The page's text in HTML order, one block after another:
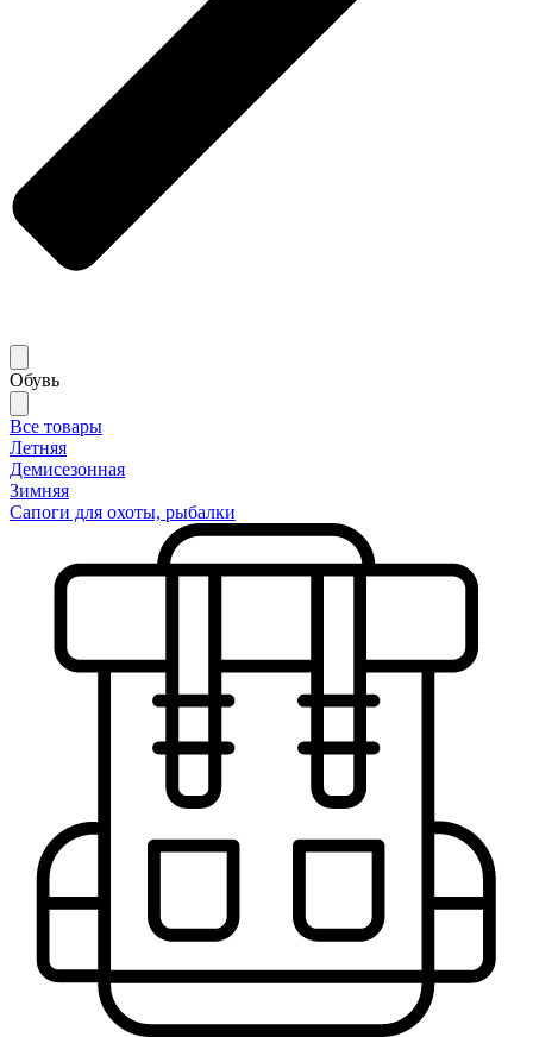
Обувь
Все товары
Летняя
Демисезонная
Зимняя
Сапоги для охоты, рыбалки